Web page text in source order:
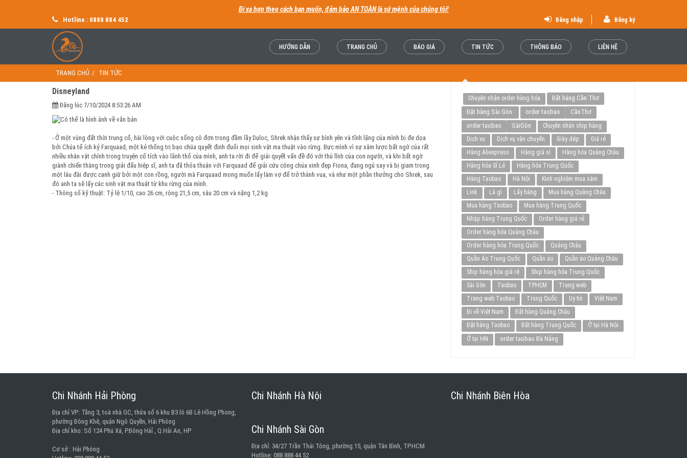
Đi xa hơn theo cách bạn muốn, đảm bảo AN TOÀN là sứ mệnh của chúng tôi!
Hotline : 0888 884 452 Đăng nhập Đăng ký
HƯỚNG DẪN TRANG CHỦ BÁO GIÁ TIN TỨC THÔNG BÁO LIÊN HỆ
TRANG CHỦ TIN TỨC
Disneyland
Đăng lúc 7/10/2024 8:53:26 AM
- Ở một vùng đất thời trung cổ, hài lòng với cuộc sống cô đơn trong đầm lầy Duloc, Shrek nhận thấy sự bình yên và tĩnh lặng của mình bị đe dọa
bởi Chúa tể ích kỷ Farquaad, một kẻ thống trị bạo chúa quyết định đuổi mọi sinh vật ma thuật vào rừng. Bực mình vì sự xâm lược bất ngờ của rất
nhiều nhân vật chính trong truyện cổ tích vào lãnh thổ của mình, anh ta rời đi để giải quyết vấn đề đó với thủ lĩnh của con người, và khi bất ngờ
giành chiến thắng trong giải đấu hiệp sĩ, anh ta đã thỏa thuận với Farquaad để giải cứu công chúa xinh đẹp Fiona, đang ngủ say và bị giam trong
một lâu đài được canh giữ bởi một con rồng, người mà Farquaad mong muốn lấy làm vợ để trở thành vua, và như một phần thưởng cho Shrek, sau
đó anh ta sẽ lấy các sinh vật ma thuật từ khu rừng của mình.
- Thông số kỹ thuật: Tỷ lệ 1/10, cao 26 cm, rộng 21,5 cm, sâu 20 cm và nặng 1,2 kg
Chuyên nhận order hàng hóa
Đặt hàng Cần Thơ
Đặt hàng Sài Gòn
order taobao
CầnThơ
order taobao
SàiGòn
Chuyên nhận ship hàng
Dịch vụ
Dịch vụ vận chuyển Giày dép
Giá rẻ
Hàng Aliexpress
Hàng giá sỉ
Hàng hóa Quảng Châu
Hàng hóa Sỉ Lẻ
Hàng hóa Trung Quốc
Hàng Taobao
Hà Nội
Kinh nghiệm mua sắm
Link
Là gì Lấy hàng
Mua hàng Quảng Châu
Mua hàng Taobao
Mua hàng Trung Quốc
Nhập hàng Trung Quốc
Order hàng giá rẻ
Order hàng hóa Quảng Châu
Order hàng hóa Trung Quốc
Quảng Châu
Quần Áo Trung Quốc
Quần áo
Quần áo Quảng Châu
Ship hàng hóa giá rẻ
Ship hàng hóa Trung Quốc
Sài Gòn
Taobao TPHCM
Trang web
Trang web Taobao
Trung Quốc Uy tín
Việt Nam
Đi về Việt Nam
Đặt hàng Quảng Châu
Đặt hàng Taobao
Đặt hàng Trung Quốc
Ở tại Hà Nội
Ở tại HN
order taobao Đà Nẵng
Chi Nhánh Hải Phòng
Địa chỉ VP: Tầng 3, toà nhà GC, thửa số 6 khu B3 lô 6B Lê Hồng Phong,
phường Đông Khê, quận Ngô Quyền, Hải Phòng
Địa chỉ kho: Số 124 Phú Xá, P.Đông Hảỉ , Q.Hải An, HP
Cơ sở : Hải Phòng
Chi Nhánh Hà Nội
Chi Nhánh Sài Gòn
Địa chỉ: 34/27 Trần Thái Tông, phường 15, quận Tân Bình, TP.HCM
Hotline: 088 888 44 52
Chi Nhánh Biên Hòa